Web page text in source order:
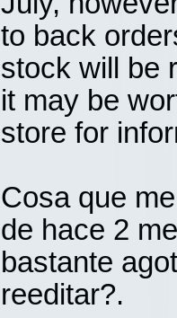
to back
stock will be
it may be
store for
Cosa que
de hace 2
bastante
reeditar?.